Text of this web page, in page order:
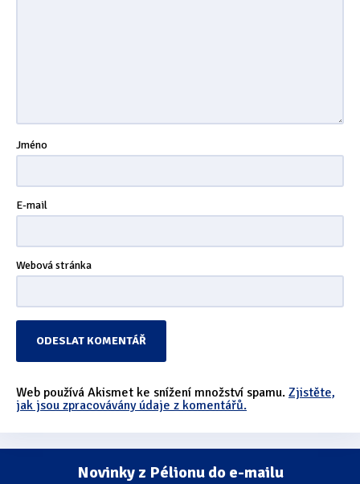
Jméno
E-mail
Webová stránka
Web používá Akismet ke snížení množství spamu. Zjistěte,
jak jsou zpracovávány údaje z komentářů.
Novinky z Pélionu do e-mailu